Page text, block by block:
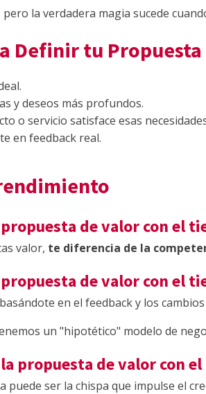
la verdadera magia sucede
Definir tu
y deseos más profundos.
o servicio satisface esas
en feedback real.
de valor con el
valor, te diferencia de la
de valor con el
en el feedback y los
un "hipotético" modelo de
propuesta de valor con
puede ser la chispa que impulse el